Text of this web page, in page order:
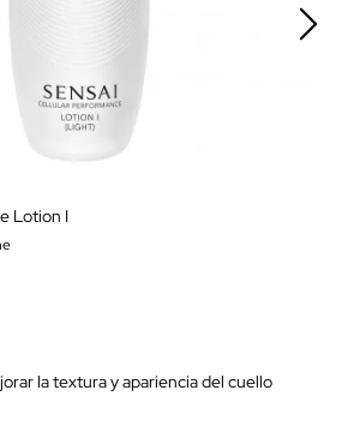
Lotion I